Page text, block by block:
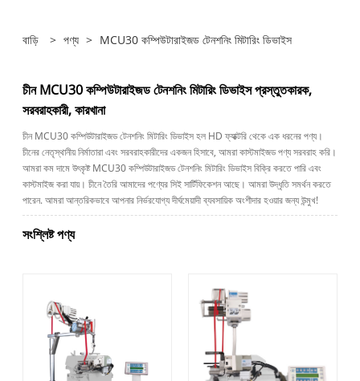
বাড়ি > পণ্য > MCU30 কম্পিউটারাইজড টেনশনিং মিটারিং ডিভাইস
চীন MCU30 কম্পিউটারাইজড টেনশনিং মিটারিং ডিভাইস প্রস্তুতকারক,
সরবরাহকারী, কারখানা
চীন MCU30 কম্পিউটারাইজড টেনশনিং মিটারিং ডিভাইস হল HD ফ্যাক্টরি থেকে এক ধরনের পণ্য।
চীনের নেতৃস্থানীয় নির্মাতারা এবং সরবরাহকারীদের একজন হিসাবে, আমরা কাস্টমাইজড পণ্য সরবরাহ করি।
আমরা কম দামে উৎকৃষ্ট MCU30 কম্পিউটারাইজড টেনশনিং মিটারিং ডিভাইস বিক্রি করতে পারি এবং
কাস্টমাইজ করা যায়। চীনে তৈরি আমাদের পণ্যের সিই সার্টিফিকেশন আছে। আমরা উদ্ধৃতি সমর্থন করতে
পারেন. আমরা আন্তরিকভাবে আপনার নির্ভরযোগ্য দীর্ঘমেয়াদী ব্যবসায়িক অংশীদার হওয়ার জন্য উন্মুখ!
সংশ্লিষ্ট পণ্য